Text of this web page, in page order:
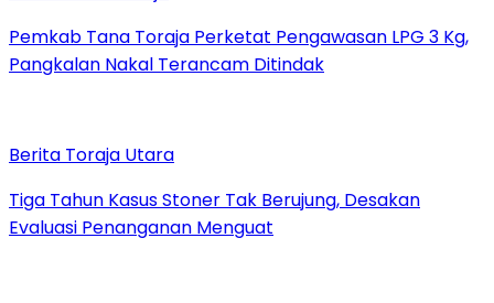
Pemkab Tana Toraja Perketat Pengawasan LPG 3 Kg,
Pangkalan Nakal Terancam Ditindak
Berita Toraja Utara
Tiga Tahun Kasus Stoner Tak Berujung, Desakan
Evaluasi Penanganan Menguat